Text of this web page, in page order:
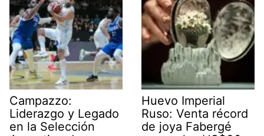
Campazzo:
Liderazgo y Legado
en la Selección
Huevo Imperial
Ruso: Venta récord
de joya Fabergé